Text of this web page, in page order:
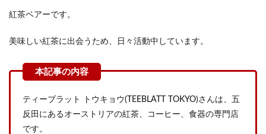
紅茶ベアーです。
美味しい紅茶に出会うため、日々活動中しています。
ティーブラット トウキョウ(TEEBLATT TOKYO)さんは、五
反田にあるオーストリアの紅茶、コーヒー、食器の専門店
です。